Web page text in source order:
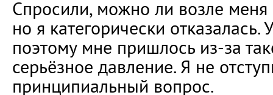
Спросили, можно ли возле
но я категорически отказалась.
поэтому мне пришлось из-за
серьёзное давление. Я не
принципиальный вопрос.